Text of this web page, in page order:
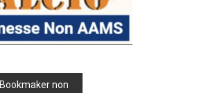
Bookmaker non